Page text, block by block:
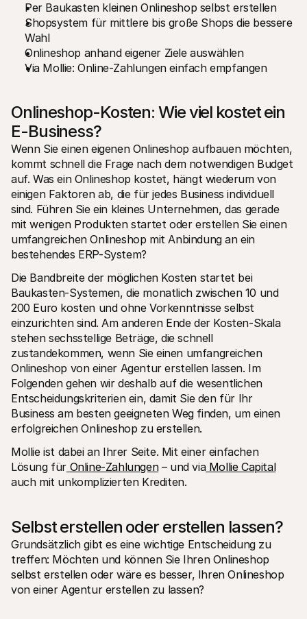
Für Endkunden
Warum steht Mollie auf Ihrem Kontoauszug?
Für Mollie-Händler
Sales-Team kontaktieren
Erfahren Sie, wie wir Ihrem Unternehmen helfen können
Per Baukasten kleinen Onlineshop selbst erstellen
Shopsystem für mittlere bis große Shops die bessere
Wahl
Onlineshop anhand eigener Ziele auswählen
Via Mollie: Online-Zahlungen einfach empfangen
Onlineshop-Kosten: Wie viel kostet ein
E-Business?
Wenn Sie einen eigenen Onlineshop aufbauen möchten,
kommt schnell die Frage nach dem notwendigen Budget
auf. Was ein Onlineshop kostet, hängt wiederum von
einigen Faktoren ab, die für jedes Business individuell
sind. Führen Sie ein kleines Unternehmen, das gerade
mit wenigen Produkten startet oder erstellen Sie einen
umfangreichen Onlineshop mit Anbindung an ein
bestehendes ERP-System?
Die Bandbreite der möglichen Kosten startet bei
Baukasten-Systemen, die monatlich zwischen 10 und
200 Euro kosten und ohne Vorkenntnisse selbst
einzurichten sind. Am anderen Ende der Kosten-Skala
stehen sechsstellige Beträge, die schnell
zustandekommen, wenn Sie einen umfangreichen
Onlineshop von einer Agentur erstellen lassen. Im
Folgenden gehen wir deshalb auf die wesentlichen
Entscheidungskriterien ein, damit Sie den für Ihr
Business am besten geeigneten Weg finden, um einen
erfolgreichen Onlineshop zu erstellen.
Mollie ist dabei an Ihrer Seite. Mit einer einfachen
Lösung für Online-Zahlungen – und via Mollie Capital
auch mit unkomplizierten Krediten.
Selbst erstellen oder erstellen lassen?
Grundsätzlich gibt es eine wichtige Entscheidung zu
treffen: Möchten und können Sie Ihren Onlineshop
selbst erstellen oder wäre es besser, Ihren Onlineshop
von einer Agentur erstellen zu lassen?